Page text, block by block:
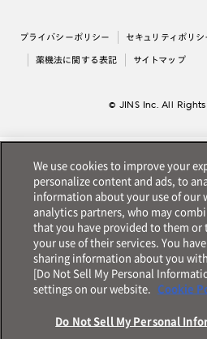
出店について
プライバシーポリシー セキュリティポリシ
薬機法に関する表記 サイトマップ
© JINS Inc. All
We use cookies to improve your
personalize content and ads, to
information about your use of our
analytics partners, who may
that you have provided to them
your use of their services. You
sharing information about you
[Do Not Sell My Personal
settings on our website. Cookie
Do Not Sell My Personal